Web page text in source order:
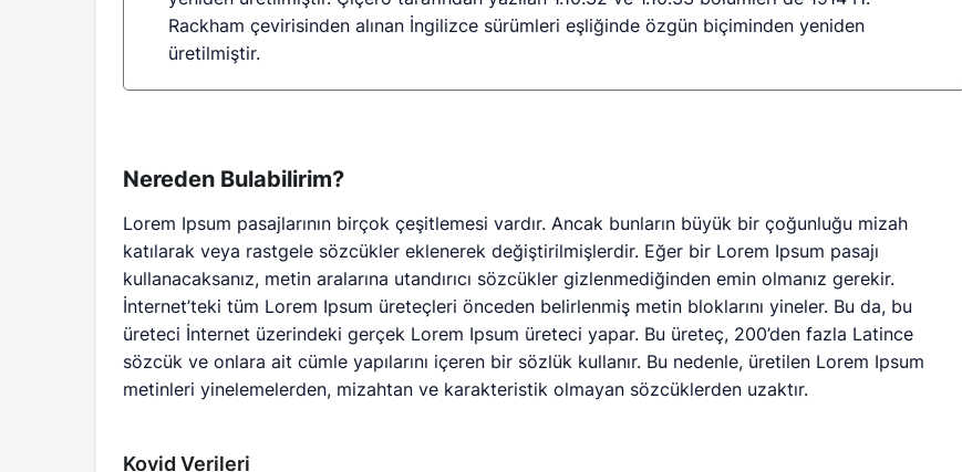
Rackham çevirisinden alınan İngilizce sürümleri eşliğinde özgün biçiminden yeniden
üretilmiştir.
Nereden Bulabilirim?
Lorem Ipsum pasajlarının birçok çeşitlemesi vardır. Ancak bunların büyük bir çoğunluğu mizah
katılarak veya rastgele sözcükler eklenerek değiştirilmişlerdir. Eğer bir Lorem Ipsum pasajı
kullanacaksanız, metin aralarına utandırıcı sözcükler gizlenmediğinden emin olmanız gerekir.
İnternet’teki tüm Lorem Ipsum üreteçleri önceden belirlenmiş metin bloklarını yineler. Bu da, bu
üreteci İnternet üzerindeki gerçek Lorem Ipsum üreteci yapar. Bu üreteç, 200’den fazla Latince
sözcük ve onlara ait cümle yapılarını içeren bir sözlük kullanır. Bu nedenle, üretilen Lorem Ipsum
metinleri yinelemelerden, mizahtan ve karakteristik olmayan sözcüklerden uzaktır.
Kovid Verileri